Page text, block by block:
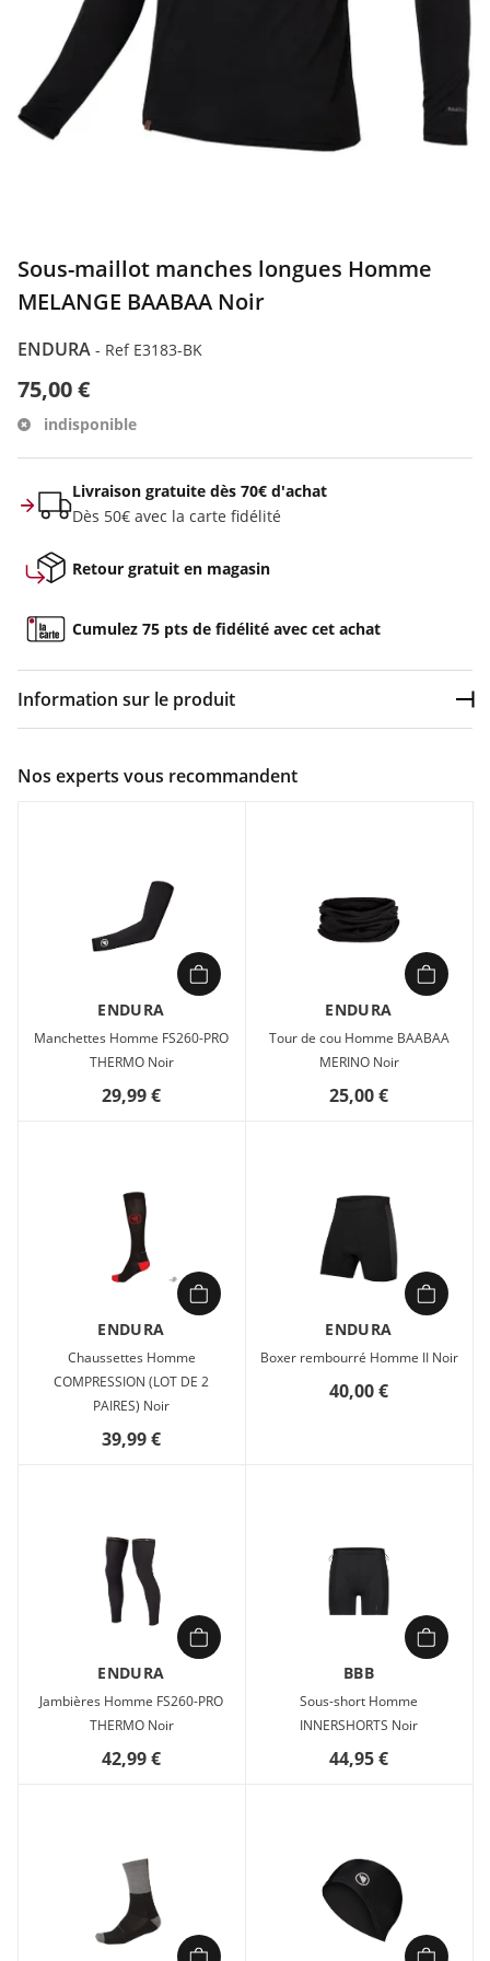
Sous-maillot manches longues Homme
MELANGE BAABAA Noir
ENDURA - Ref E3183-BK
75,00 €
indisponible
Livraison gratuite dès 70€ d'achat
Dès 50€ avec la carte fidélité
Retour gratuit en magasin
Cumulez 75 pts de fidélité avec cet achat
Information sur le produit
doux et sans démangeaison
Naturellement anti-odeur et sèche rapidement
Rapport poids/chaleur élevé
Nettoyant facile en machine
Tout simplement le meilleur des deux
Le nouveau sous-maillots BaaBaa Blend rassemble les
capacités de gestion de l'humidité de fibres synthétiques. Il
Nos experts vous recommandent
ENDURA
Manchettes Homme FS260-PRO
THERMO Noir
29,99 €
ENDURA
Tour de cou Homme BAABAA
MERINO Noir
25,00 €
ENDURA
Chaussettes Homme
COMPRESSION (LOT DE 2
PAIRES) Noir
39,99 €
ENDURA
Boxer rembourré Homme II Noir
40,00 €
ENDURA
Jambières Homme FS260-PRO
THERMO Noir
42,99 €
BBB
Sous-short Homme
INNERSHORTS Noir
44,95 €